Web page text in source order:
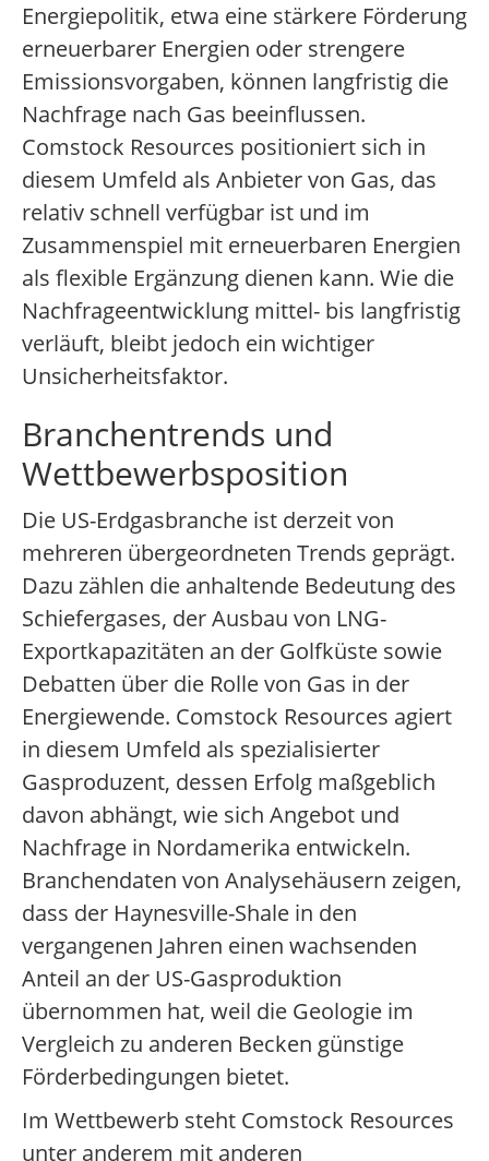
Energiepolitik, etwa eine stärkere Förderung
erneuerbarer Energien oder strengere
Emissionsvorgaben, können langfristig die
Nachfrage nach Gas beeinflussen.
Comstock Resources positioniert sich in
diesem Umfeld als Anbieter von Gas, das
relativ schnell verfügbar ist und im
Zusammenspiel mit erneuerbaren Energien
als flexible Ergänzung dienen kann. Wie die
Nachfrageentwicklung mittel- bis langfristig
verläuft, bleibt jedoch ein wichtiger
Unsicherheitsfaktor.
Branchentrends und
Wettbewerbsposition
Die US-Erdgasbranche ist derzeit von
mehreren übergeordneten Trends geprägt.
Dazu zählen die anhaltende Bedeutung des
Schiefergases, der Ausbau von LNG-
Exportkapazitäten an der Golfküste sowie
Debatten über die Rolle von Gas in der
Energiewende. Comstock Resources agiert
in diesem Umfeld als spezialisierter
Gasproduzent, dessen Erfolg maßgeblich
davon abhängt, wie sich Angebot und
Nachfrage in Nordamerika entwickeln.
Branchendaten von Analysehäusern zeigen,
dass der Haynesville-Shale in den
vergangenen Jahren einen wachsenden
Anteil an der US-Gasproduktion
übernommen hat, weil die Geologie im
Vergleich zu anderen Becken günstige
Förderbedingungen bietet.
Im Wettbewerb steht Comstock Resources
unter anderem mit anderen